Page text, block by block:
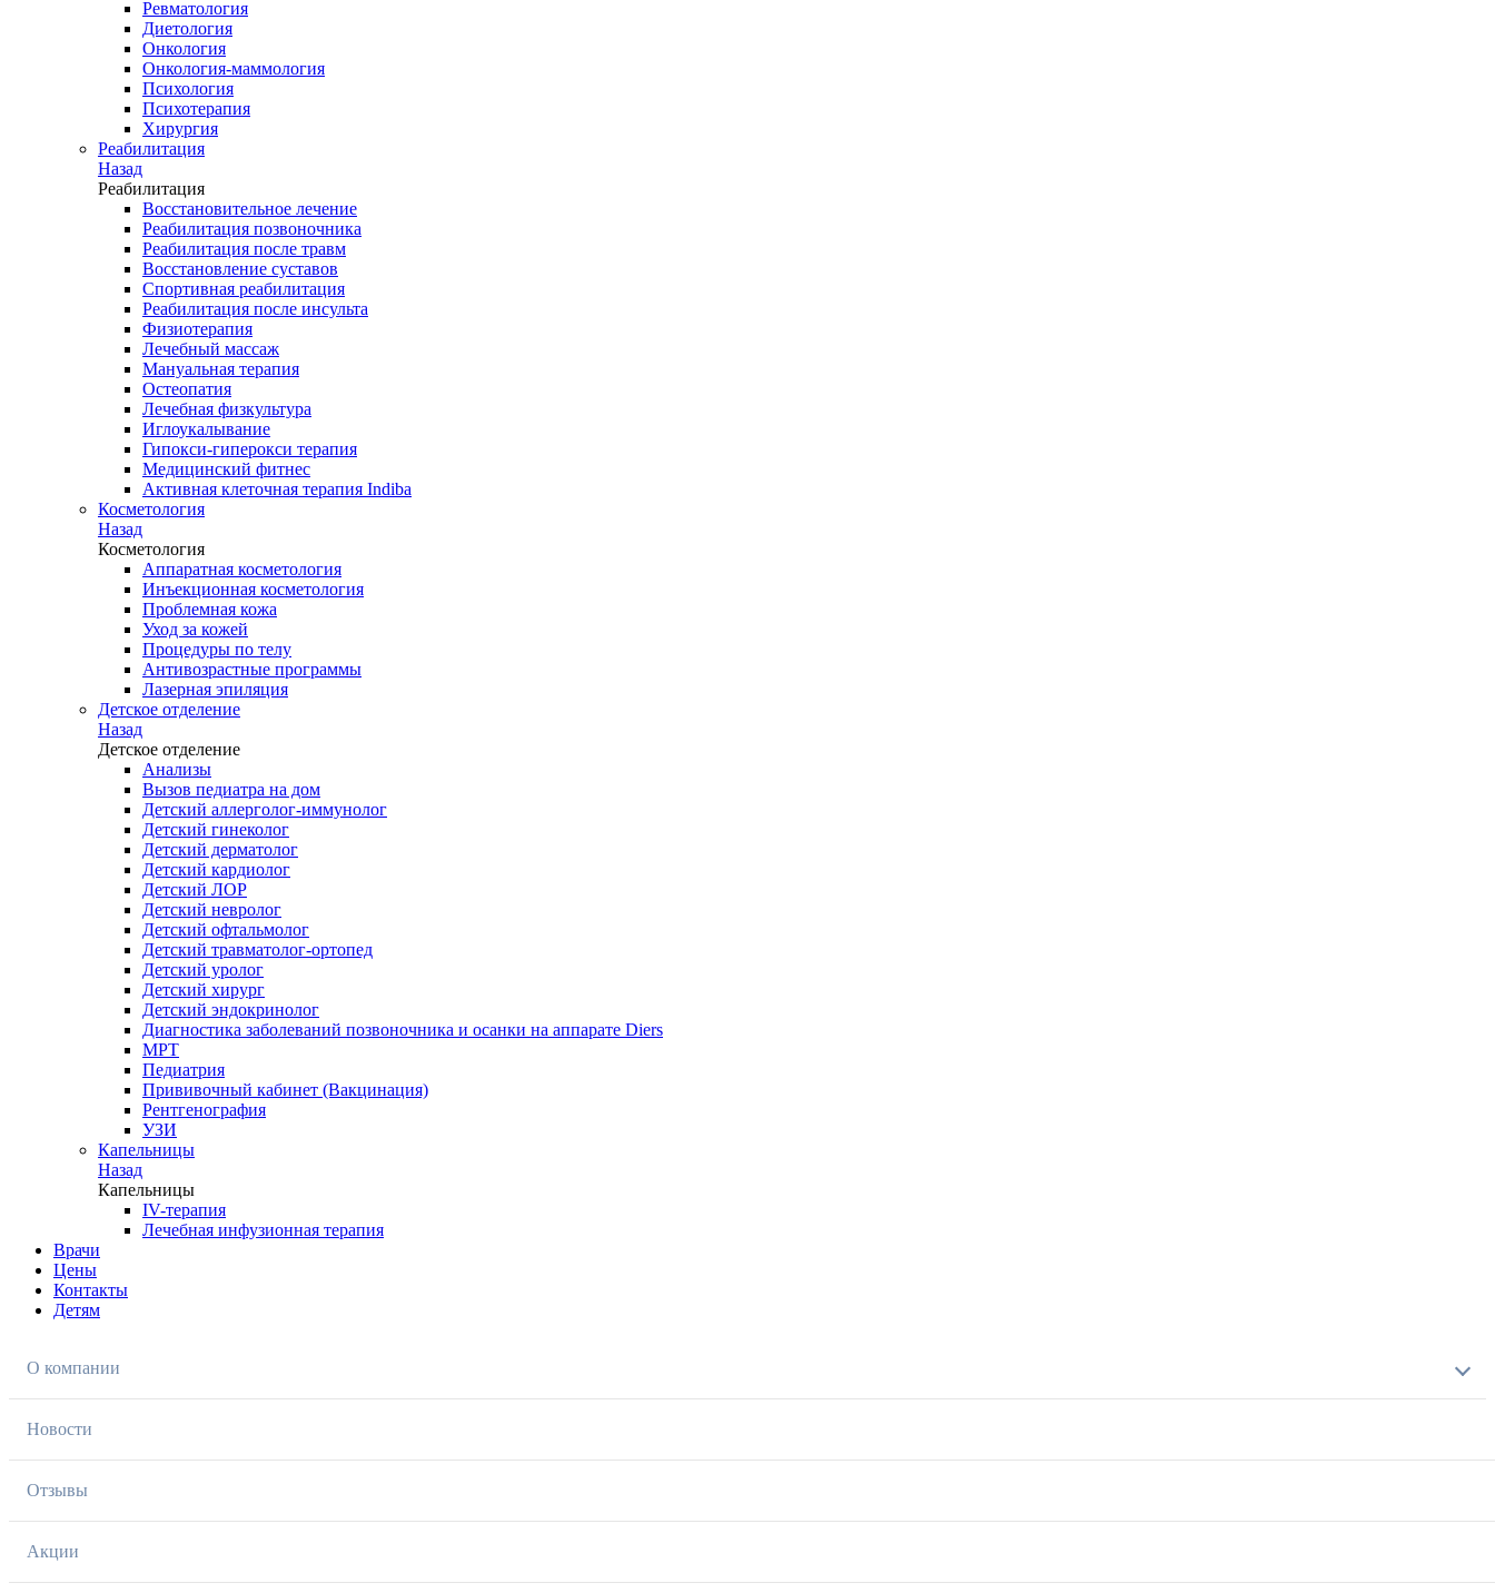
Ревматология
Диетология
Онкология
Онкология-маммология
Психология
Психотерапия
Хирургия
Реабилитация
Назад
Реабилитация
Восстановительное лечение
Реабилитация позвоночника
Реабилитация после травм
Восстановление суставов
Спортивная реабилитация
Реабилитация после инсульта
Физиотерапия
Лечебный массаж
Мануальная терапия
Остеопатия
Лечебная физкультура
Иглоукалывание
Гипокси-гиперокси терапия
Медицинский фитнес
Активная клеточная терапия Indiba
Косметология
Назад
Косметология
Аппаратная косметология
Инъекционная косметология
Проблемная кожа
Уход за кожей
Процедуры по телу
Антивозрастные программы
Лазерная эпиляция
Детское отделение
Назад
Детское отделение
Анализы
Вызов педиатра на дом
Детский аллерголог-иммунолог
Детский гинеколог
Детский дерматолог
Детский кардиолог
Детский ЛОР
Детский невролог
Детский офтальмолог
Детский травматолог-ортопед
Детский уролог
Детский хирург
Детский эндокринолог
Диагностика заболеваний позвоночника и осанки на аппарате Diers
МРТ
Педиатрия
Прививочный кабинет (Вакцинация)
Рентгенография
УЗИ
Капельницы
Назад
Капельницы
IV-терапия
Лечебная инфузионная терапия
Врачи
Цены
Контакты
Детям
О компании
Новости
Отзывы
Акции